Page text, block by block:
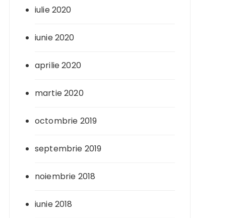
iulie 2020
iunie 2020
aprilie 2020
martie 2020
octombrie 2019
septembrie 2019
noiembrie 2018
iunie 2018